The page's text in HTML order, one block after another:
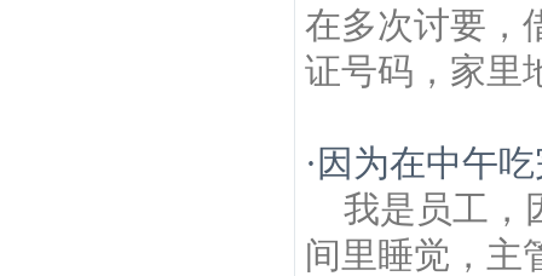
在多次讨要，
证号码，家里
· 因为在中午
我是员工，
间里睡觉，主